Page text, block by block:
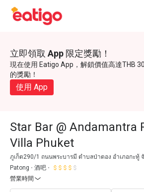
立即領取 App 限定獎勵！
現在使用 Eatigo App，解鎖價值高達THB
的獎勵！
使用 App
Star Bar @ Andamantra
Villa Phuket
ภูเก็ต290/1 ถนนพระบารมี ตำบลป่าตอง อำเภอกะทู้
Patong
酒吧
營業時間